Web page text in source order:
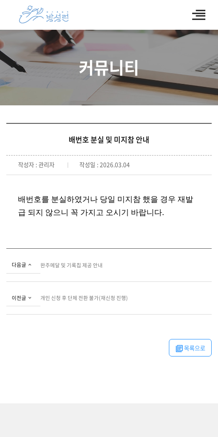
커뮤니티
배번호 분실 및 미지참 안내
작성자 : 관리자 작성일 : 2026.03.04
배번호를 분실하였거나 당일 미지참 했을 경우 재발
급 되지 않으니 꼭 가지고 오시기 바랍니다.
다음글 완주메달 및 기록칩 제공 안내
이전글 개인 신청 후 단체 전환 불가(재신청 진행)
목록으로